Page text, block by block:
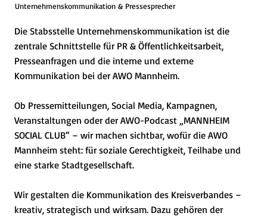
Unternehmenskommunikation & Pressesprecher
Die Stabsstelle Unternehmenskommunikation ist die
zentrale Schnittstelle für PR & Öffentlichkeitsarbeit,
Presseanfragen und die interne und externe
Kommunikation bei der AWO Mannheim.
Ob Pressemitteilungen, Social Media, Kampagnen,
Veranstaltungen oder der AWO-Podcast „MANNHEIM
SOCIAL CLUB“ – wir machen sichtbar, wofür die AWO
Mannheim steht: für soziale Gerechtigkeit, Teilhabe und
eine starke Stadtgesellschaft.
Wir gestalten die Kommunikation des Kreisverbandes –
kreativ, strategisch und wirksam. Dazu gehören der